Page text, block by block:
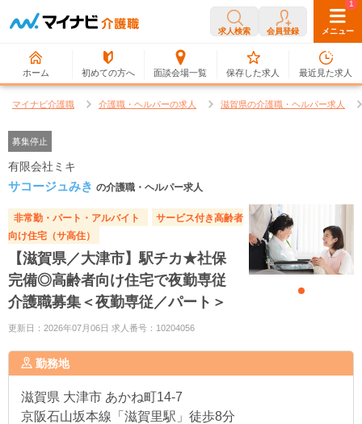
求人検索 会員登録 メニュー
ホーム 初めての方へ 面談会場一覧
0
保存した求人
1
最近見た求人
マイナビ介護職 介護職・ヘルパーの求人 滋賀県の介護職・ヘルパー求人
募集停止
有限会社ミキ
サコージュみき の介護職・ヘルパー求人
非常勤・パート・アルバイト
サービス付き高齢者
向け住宅（サ高住）
【滋賀県／大津市】駅チカ★社保
完備◎高齢者向け住宅で夜勤専従
介護職募集＜夜勤専従／パート＞
更新日：2026年07月06日 求人番号：10204056
勤務地
滋賀県 大津市 あかね町14-7
京阪石山坂本線「滋賀里駅」徒歩8分